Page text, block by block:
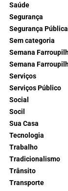
Saúde
Segurança
Segurança Pública
Sem categoria
Semana
Semana
Serviços
Serviços Público
Social
Socil
Sua Casa
Tecnologia
Trabalho
Tradicionalismo
Trânsito
Transporte